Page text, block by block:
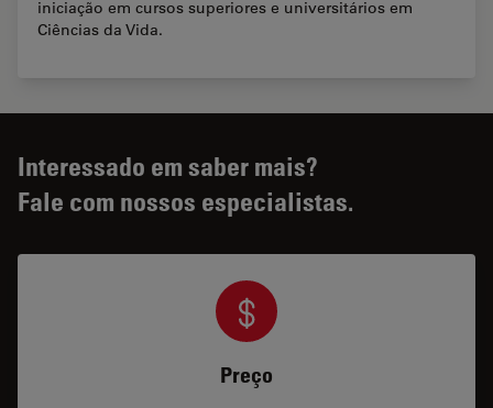
iniciação em cursos superiores e universitários em
Ciências da Vida.
Interessado em saber mais?
Fale com nossos especialistas.
Preço